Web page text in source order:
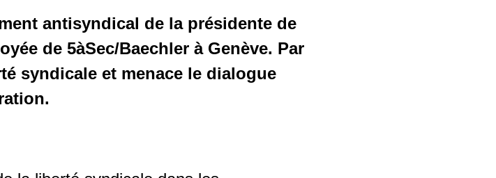
antisyndical de la présidente de
de 5àSec/Baechler à Genève. Par
syndicale et menace le dialogue